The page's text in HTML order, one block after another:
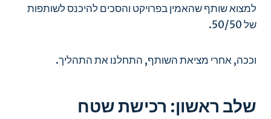
למצוא שותף שהאמין בפרויקט והסכים להיכנס לשותפות
של 50/50.
וככה, אחרי מציאת השותף, התחלנו את התהליך.
שלב ראשון: רכישת שטח